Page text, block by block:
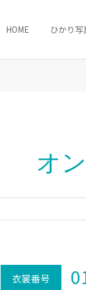
HOME ひかり写
オ
衣裳番号